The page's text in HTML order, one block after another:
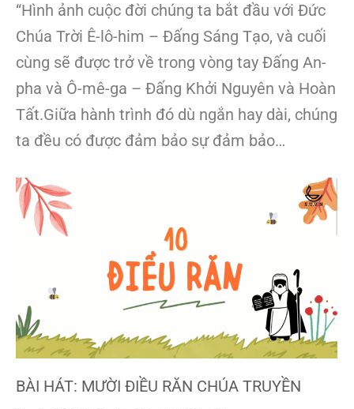
“Hình ảnh cuộc đời chúng ta bắt đầu với Đức
Chúa Trời Ê-lô-him – Đấng Sáng Tạo, và cuối
cùng sẽ được trở về trong vòng tay Đấng An-
pha và Ô-mê-ga – Đấng Khởi Nguyên và Hoàn
Tất.Giữa hành trình đó dù ngắn hay dài, chúng
ta đều có được đảm bảo sự đảm bảo…
BÀI HÁT: MƯỜI ĐIỀU RĂN CHÚA TRUYỀN